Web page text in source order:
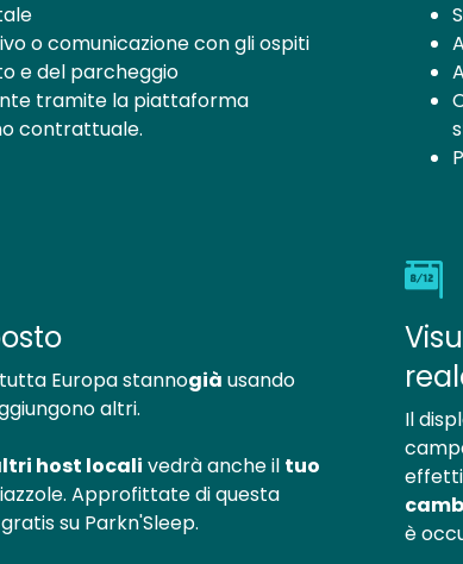
o comunicazione con gli ospiti
e del parcheggio
tramite la piattaforma
contrattuale.
Europa stannogià usando
altri.
host locali vedrà anche il tuo
Approfittate di questa
su Parkn'Sleep.
Il
è